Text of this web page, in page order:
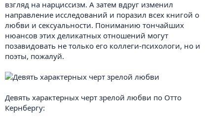
взгляд на нарциссизм. А затем вдруг изменил
направление исследований и поразил всех книгой о
любви и сексуальности. Пониманию тончайших
нюансов этих деликатных отношений могут
позавидовать не только его коллеги-психологи, но и
поэты, пожалуй.
Девять характерных черт зрелой любви по Отто
Кернбергу: